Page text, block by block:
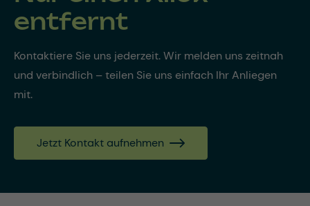
entfernt
Kontaktiere Sie uns jederzeit. Wir melden uns zeitnah
und verbindlich – teilen Sie uns einfach Ihr Anliegen
mit.
Jetzt Kontakt aufnehmen